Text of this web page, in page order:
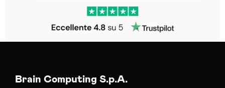
Brain Computing S.p.A.